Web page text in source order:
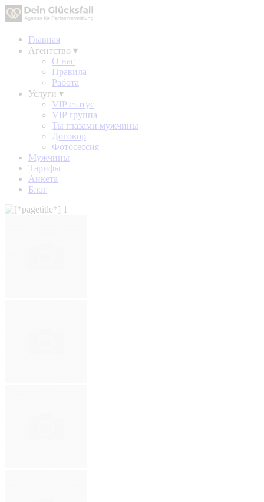
Главная
Агентство ▾
О нас
Правила
Работа
Услуги ▾
VIP статус
VIP группа
Ты глазами мужчины
Договор
Фотосессия
Мужчины
Тарифы
Анкета
Блог